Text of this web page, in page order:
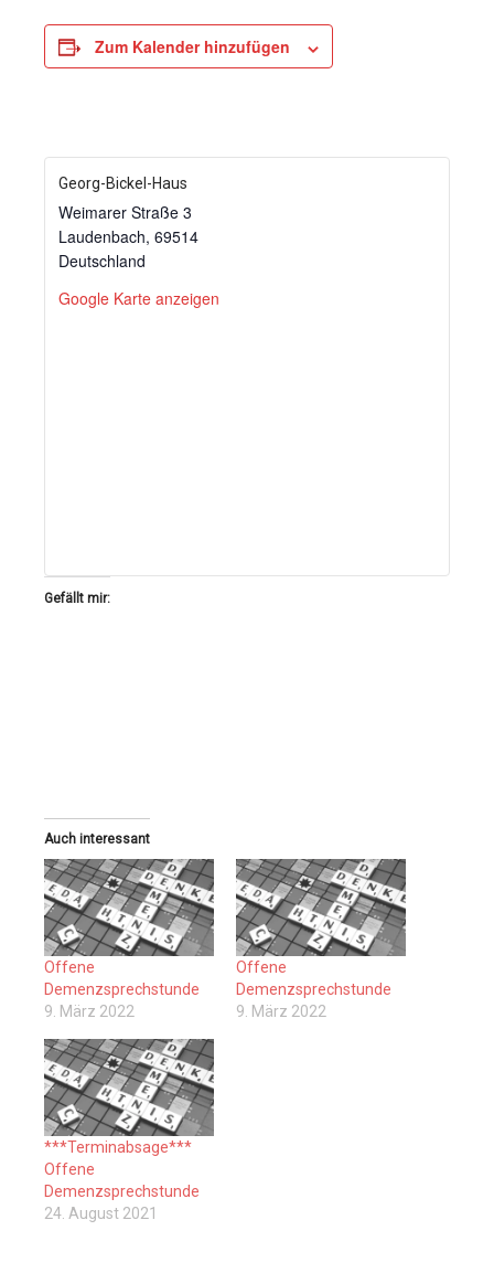
Zum Kalender hinzufügen
Georg-Bickel-Haus
Weimarer Straße 3
Laudenbach, 69514
Deutschland
Google Karte anzeigen
Gefällt mir:
Auch interessant
Offene
Demenzsprechstunde
9. März 2022
Offene
Demenzsprechstunde
9. März 2022
***Terminabsage***
Offene
Demenzsprechstunde
24. August 2021